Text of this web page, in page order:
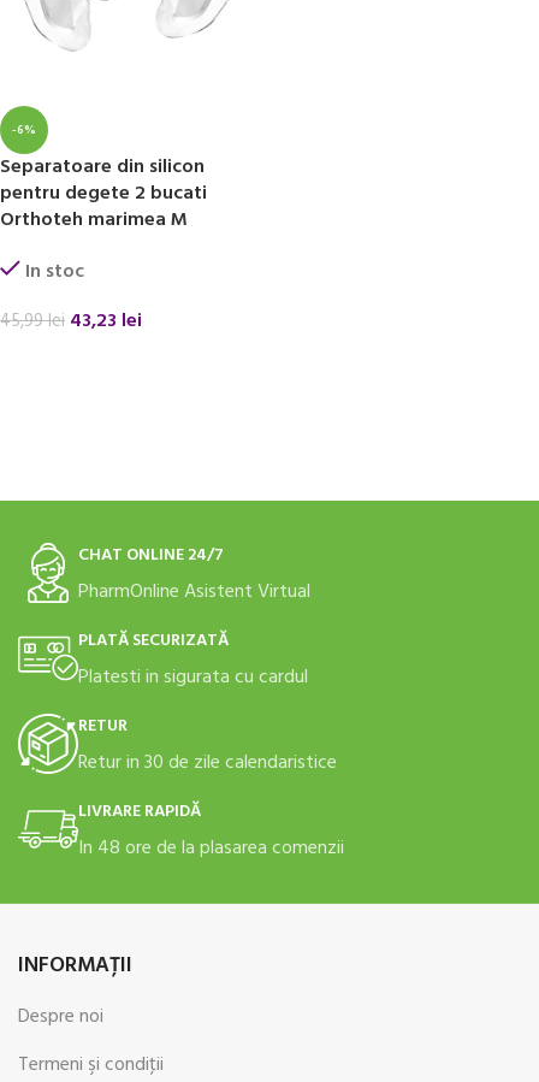
-6%
Separatoare din silicon
pentru degete 2 bucati
Orthoteh marimea M
In stoc
45,99lei 43,23 lei
CHAT ONLINE 24/7
PharmOnline Asistent Virtual
PLATĂ SECURIZATĂ
Platesti in sigurata cu cardul
RETUR
Retur in 30 de zile calendaristice
LIVRARE RAPIDĂ
In 48 ore de la plasarea comenzii
INFORMAŢII
Despre noi
Termeni şi condiţii